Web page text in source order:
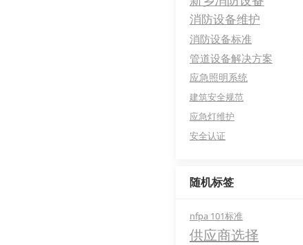
消防设备维护
消防设备标准
管道设备解决方案
应急照明系统
建筑安全规范
应急灯维护
安全认证
随机标签
nfpa 101标准
供应商选择